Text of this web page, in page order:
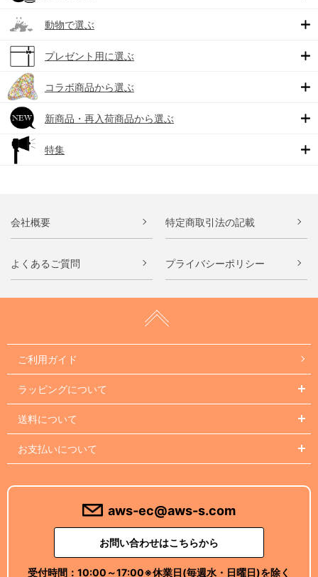
動物で選ぶ
プレゼント用に選ぶ
コラボ商品から選ぶ
新商品・再入荷商品から選ぶ
特集
会社概要 特定商取引法の記載
よくあるご質問 プライバシーポリシー
ご利用ガイド
ラッピングについて
送料について
お支払いについて
aws-ec@aws-s.com
お問い合わせはこちらから
受付時間： 10:00～17:00※休業日(毎週水・日曜日)を除く